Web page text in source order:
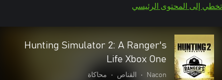
تخطي إلى المحتوى الرئيسي
Hunting Simulator 2: A Ranger's
Life Xbox One
Nacon
• القناص • محاكاة